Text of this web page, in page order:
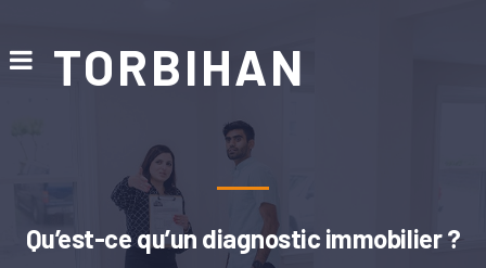
TORBIHAN
Qu’est-ce qu’un diagnostic immobilier ?